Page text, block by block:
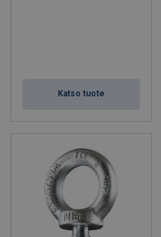
Katso tuote